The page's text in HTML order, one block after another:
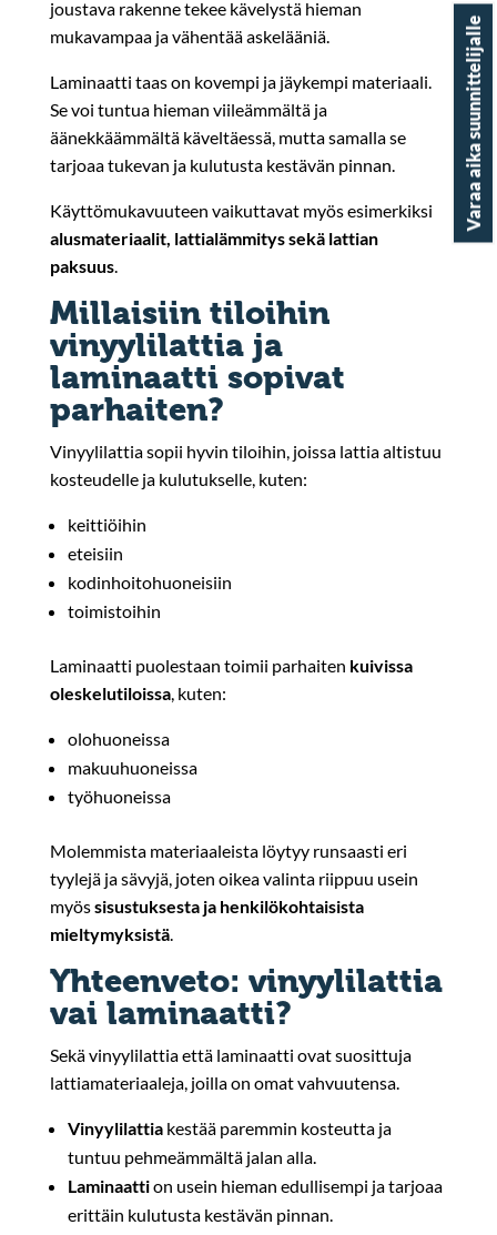
joustava rakenne tekee kävelystä hieman
mukavampaa ja vähentää askelääniä.
Laminaatti taas on kovempi ja jäykempi materiaali.
Se voi tuntua hieman viileämmältä ja
äänekkäämmältä käveltäessä, mutta samalla se
tarjoaa tukevan ja kulutusta kestävän pinnan.
Käyttömukavuuteen vaikuttavat myös esimerkiksi
alusmateriaalit, lattialämmitys sekä lattian
paksuus.
Millaisiin tiloihin
vinyylilattia ja
laminaatti sopivat
parhaiten?
Vinyylilattia sopii hyvin tiloihin, joissa lattia altistuu
kosteudelle ja kulutukselle, kuten:
keittiöihin
eteisiin
kodinhoitohuoneisiin
toimistoihin
Laminaatti puolestaan toimii parhaiten kuivissa
oleskelutiloissa, kuten:
olohuoneissa
makuuhuoneissa
työhuoneissa
Molemmista materiaaleista löytyy runsaasti eri
tyylejä ja sävyjä, joten oikea valinta riippuu usein
myössisustuksesta ja henkilökohtaisista
mieltymyksistä.
Yhteenveto: vinyylilattia
vai laminaatti?
Sekä vinyylilattia että laminaatti ovat suosittuja
lattiamateriaaleja, joilla on omat vahvuutensa.
Vinyylilattiakestää paremmin kosteutta ja
tuntuu pehmeämmältä jalan alla.
Laminaattion usein hieman edullisempi ja tarjoaa
erittäin kulutusta kestävän pinnan.
Varaa aika suunnittelijalle